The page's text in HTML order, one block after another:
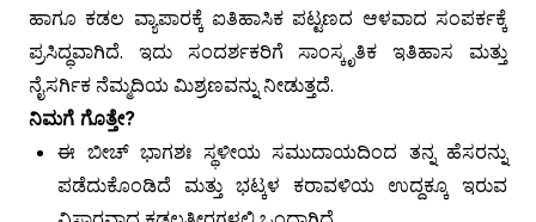
ಹಾಗೂ ಕಡಲ ವ್ಯಾಪಾರಕ್ಕೆ ಐತಿಹಾಸಿಕ ಪಟ್ಟಣದ ಆಳವಾದ ಸಂಪರ್ಕಕ್ಕೆ
ಪ್ರಸಿದ್ಧವಾಗಿದೆ. ಇದು ಸಂದರ್ಶಕರಿಗೆ ಸಾಂಸ್ಕೃತಿಕ ಇತಿಹಾಸ ಮತ್ತು
ನೈಸರ್ಗಿಕ ನೆಮ್ಮದಿಯ ಮಿಶ್ರಣವನ್ನು ನೀಡುತ್ತದೆ.
ನಿಮಗೆ ಗೊತ್ತೇ?
ಈ ಬೀಚ್ ಭಾಗಶಃ ಸ್ಥಳೀಯ ಸಮುದಾಯದಿಂದ ತನ್ನ ಹೆಸರನ್ನು
ಪಡೆದುಕೊಂಡಿದೆ ಮತ್ತು ಭಟ್ಕಳ ಕರಾವಳಿಯ ಉದ್ದಕ್ಕೂ ಇರುವ